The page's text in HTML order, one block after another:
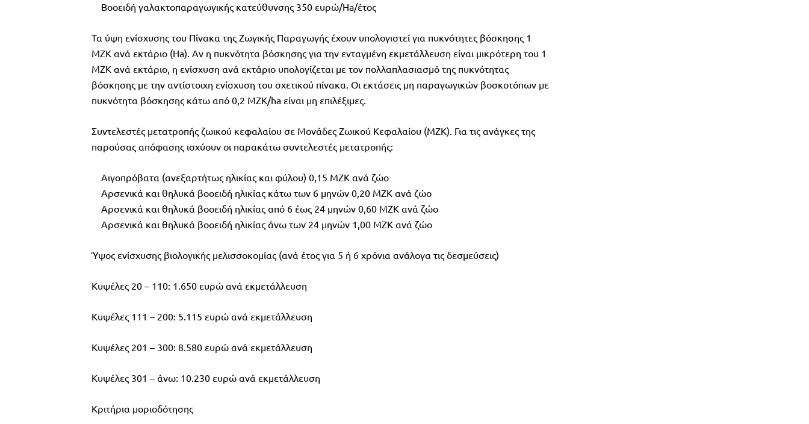
Βοοειδή γαλακτοπαραγωγικής κατεύθυνσης 350 ευρώ/Ha/έτος
Τα ύψη ενίσχυσης του Πίνακα της Ζωγικής Παραγωγής έχουν υπολογιστεί για πυκνότητες βόσκησης 1
ΜΖΚ ανά εκτάριο (Ha). Αν η πυκνότητα βόσκησης για την ενταγμένη εκμετάλλευση είναι μικρότερη του 1
ΜΖΚ ανά εκτάριο, η ενίσχυση ανά εκτάριο υπολογίζεται με τον πολλαπλασιασμό της πυκνότητας
βόσκησης με την αντίστοιχη ενίσχυση του σχετικού πίνακα. Οι εκτάσεις μη παραγωγικών βοσκοτόπων με
πυκνότητα βόσκησης κάτω από 0,2 ΜΖΚ/ha είναι μη επιλέξιμες.
Συντελεστές μετατροπής ζωικού κεφαλαίου σε Μονάδες Ζωικού Κεφαλαίου (ΜΖΚ). Για τις ανάγκες της
παρούσας απόφασης ισχύουν οι παρακάτω συντελεστές μετατροπής:
Αιγοπρόβατα (ανεξαρτήτως ηλικίας και φύλου) 0,15 ΜΖΚ ανά ζώο
Αρσενικά και θηλυκά βοοειδή ηλικίας κάτω των 6 μηνών 0,20 ΜΖΚ ανά ζώο
Αρσενικά και θηλυκά βοοειδή ηλικίας από 6 έως 24 μηνών 0,60 ΜΖΚ ανά ζώο
Αρσενικά και θηλυκά βοοειδή ηλικίας άνω των 24 μηνών 1,00 ΜΖΚ ανά ζώο
Ύψος ενίσχυσης βιολογικής μελισσοκομίας (ανά έτος για 5 ή 6 χρόνια ανάλογα τις δεσμεύσεις)
Κυψέλες 20 – 110: 1.650 ευρώ ανά εκμετάλλευση
Κυψέλες 111 – 200: 5.115 ευρώ ανά εκμετάλλευση
Κυψέλες 201 – 300: 8.580 ευρώ ανά εκμετάλλευση
Κυψέλες 301 – άνω: 10.230 ευρώ ανά εκμετάλλευση
Κριτήρια μοριοδότησης